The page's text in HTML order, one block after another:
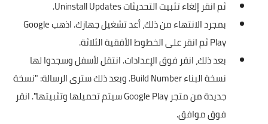
ثم انقر إلغاء تثبيت التحديثات Uninstall Updates.
بمجرد الانتهاء من ذلك، أعد تشغيل جهازك. اذهب Google
Play ثم انقر على الخطوط الأفقية الثلاثة.
بعد ذلك، انقر فوق الإعدادات. انتقل لأسفل وسجدوا لها
نسخة البناء Build Number. وبعد ذلك سترى الرسالة: "نسخة
جديدة من متجر Google Play سيتم تحميلها وتثبيتها". انقر
فوق موافق.